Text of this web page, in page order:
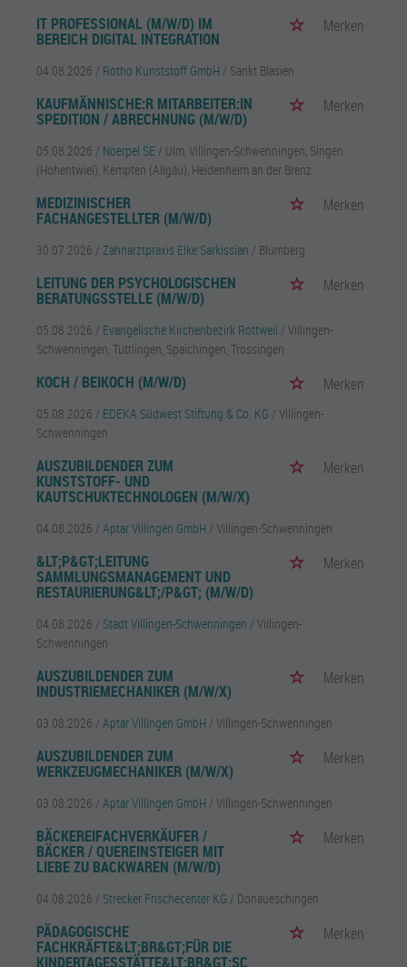
IT PROFESSIONAL (M/W/D) IM
BEREICH DIGITAL INTEGRATION
Merken
04.08.2026 / Rotho Kunststoff GmbH / Sankt Blasien
KAUFMÄNNISCHE:R MITARBEITER:IN
SPEDITION / ABRECHNUNG (M/W/D)
Merken
05.08.2026 / Noerpel SE / Ulm, Villingen-Schwenningen, Singen
(Hohentwiel), Kempten (Allgäu), Heidenheim an der Brenz
MEDIZINISCHER
FACHANGESTELLTER (M/W/D)
Merken
30.07.2026 / Zahnarztpraxis Elke Sarkissian / Blumberg
LEITUNG DER PSYCHOLOGISCHEN
BERATUNGSSTELLE (M/W/D)
Merken
05.08.2026 / Evangelische Kirchenbezirk Rottweil / Villingen-
Schwenningen, Tuttlingen, Spaichingen, Trossingen
KOCH / BEIKOCH (M/W/D) Merken
05.08.2026 / EDEKA Südwest Stiftung & Co. KG / Villingen-
Schwenningen
AUSZUBILDENDER ZUM
KUNSTSTOFF- UND
KAUTSCHUKTECHNOLOGEN (M/W/X)
Merken
04.08.2026 / Aptar Villingen GmbH / Villingen-Schwenningen
&LT;P&GT;LEITUNG
SAMMLUNGSMANAGEMENT UND
RESTAURIERUNG&LT;/P&GT; (M/W/D)
Merken
04.08.2026 / Stadt Villingen-Schwenningen / Villingen-
Schwenningen
AUSZUBILDENDER ZUM
INDUSTRIEMECHANIKER (M/W/X)
Merken
03.08.2026 / Aptar Villingen GmbH / Villingen-Schwenningen
AUSZUBILDENDER ZUM
WERKZEUGMECHANIKER (M/W/X)
Merken
03.08.2026 / Aptar Villingen GmbH / Villingen-Schwenningen
BÄCKEREIFACHVERKÄUFER /
BÄCKER / QUEREINSTEIGER MIT
LIEBE ZU BACKWAREN (M/W/D)
Merken
04.08.2026 / Strecker Frischecenter KG / Donaueschingen
PÄDAGOGISCHE
FACHKRÄFTE&LT;BR&GT;FÜR DIE
KINDERTAGESSTÄTTE&LT;BR&GT;SC
Merken